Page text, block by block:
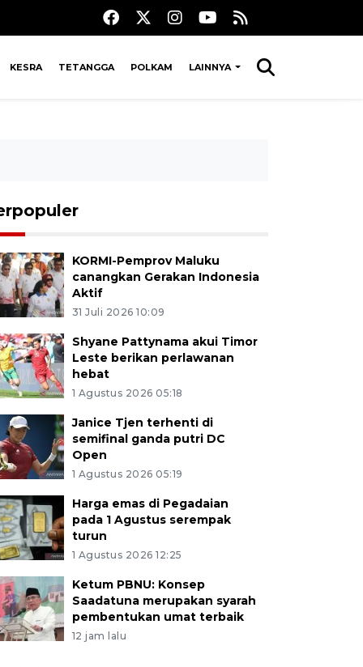
KESRA TETANGGA POLKAM LAINNYA
KORMI-Pemprov Maluku
canangkan Gerakan Indonesia
Aktif
31 Juli 2026 10:09
Shyane Pattynama akui Timor
Leste berikan perlawanan
hebat
1 Agustus 2026 05:18
Janice Tjen terhenti di
semifinal ganda putri DC
Open
1 Agustus 2026 05:19
Harga emas di Pegadaian
pada 1 Agustus serempak
turun
1 Agustus 2026 12:25
Ketum PBNU: Konsep
Saadatuna merupakan syarah
pembentukan umat terbaik
12 jam lalu